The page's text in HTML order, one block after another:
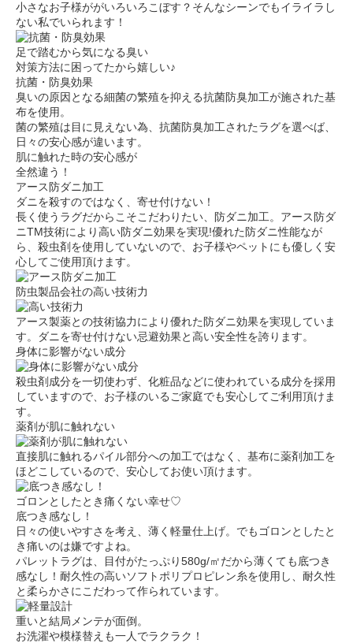
小さなお子様ががいろいろこぼす？そんなシーンでもイライラし
ない私でいられます！
足で踏むから気になる臭い
対策方法に困ってたから嬉しい♪
抗菌・防臭効果
臭いの原因となる細菌の繁殖を抑える抗菌防臭加工が施された基
布を使用。
菌の繁殖は目に見えない為、抗菌防臭加工されたラグを選べば、
日々の安心感が違います。
肌に触れた時の安心感が
全然違う！
アース防ダニ加工
ダニを殺すのではなく、寄せ付けない！
長く使うラグだからこそこだわりたい、防ダニ加工。 アース防ダ
ニTM技術により高い防ダニ効果を実現!優れた防ダニ性能なが
ら、殺虫剤を使用していないので、お子様やペットにも優しく安
心してご使用頂けます。
防虫製品会社の高い技術力
アース製薬との技術協力により優れた防ダニ効果を実現していま
す。ダニを寄せ付けない忌避効果と高い安全性を誇ります。
身体に影響がない成分
殺虫剤成分を一切使わず、化粧品などに使われている成分を採用
していますので、お子様のいるご家庭でも安心してご利用頂けま
す。
薬剤が肌に触れない
直接肌に触れるパイル部分への加工ではなく、基布に薬剤加工を
ほどこしているので、安心してお使い頂けます。
ゴロンとしたとき痛くない幸せ♡
底つき感なし！
日々の使いやすさを考え、薄く軽量仕上げ。でもゴロンとしたと
き痛いのは嫌ですよね。
パレットラグは、目付がたっぷり580g/㎡だから薄くても底つき
感なし！耐久性の高いソフトポリプロピレン糸を使用し、耐久性
と柔らかさにこだわって作られています。
重いと結局メンテが面倒。
お洗濯や模様替えも一人でラクラク！